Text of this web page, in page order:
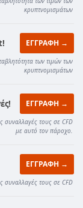
κρυπτνομισμάτων
ΕΓΓΡΑΦΗ →
των τιμών των
κρυπτνομισμάτων
ΕΓΓΡΑΦΗ →
συναλλαγές τους σε CFD
με αυτό τον πάροχο.
ΕΓΓΡΑΦΗ →
συναλλαγές τους σε CFD